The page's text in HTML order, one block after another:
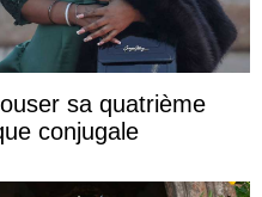
sa quatrième
conjugale